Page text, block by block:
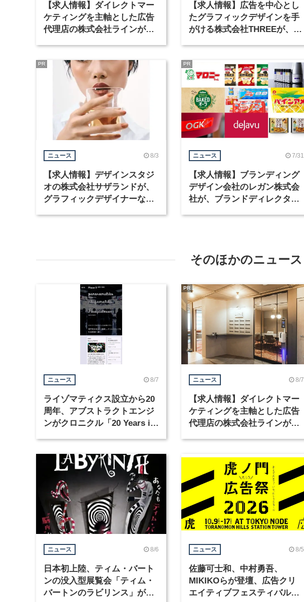
【求人情報】ダイレクトマー
ケティングを主軸とした広告
代理店の株式会社ラインが、
【求人情報】広告を中心とし
たグラフィックデザインを手
がける株式会社THREEが、グ
ニュース 8/3
【求人情報】デザインスタジ
オの株式会社サザランドが、
グラフィックデザイナーなど2
PR
ニュース 7/31
【求人情報】ブランディング
デザイン会社のレガン株式会
社が、ブランドディレクター
PR
そのほかのニュース
ニュース 8/7
ライゾマティクス設立から20
周年、アブストラクトエンジ
ンがクロニクル「20 Years in
ニュース 8/7
【求人情報】ダイレクトマー
ケティングを主軸とした広告
代理店の株式会社ラインが、
PR
ニュース 8/6
日本初上陸、ティム・バート
ンの没入型展覧会「ティム・
バートンのラビリンス」が東
ニュース 8/5
佐藤可士和、中村勇吾、
MIKIKOらが登壇、広告クリ
エイティブフェスティバル